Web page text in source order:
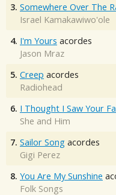
3. Somewhere Over The
Israel Kamakawiwo'ole
4. I'm Yours acordes
Jason Mraz
5. Creep acordes
Radiohead
6. I Thought I Saw Your
She and Him
7. Sailor Song acordes
Gigi Perez
8. You Are My Sunshine
Folk Songs